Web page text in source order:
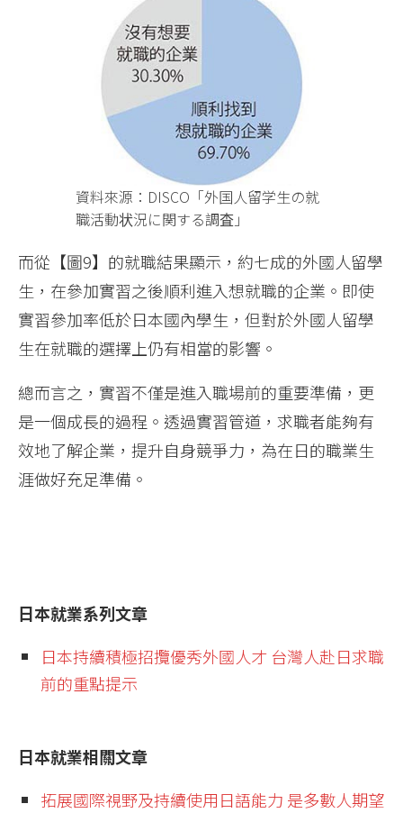
資料來源：DISCO「外国人留学生の就
職活動状況に関する調査」
而從【圖9】的就職結果顯示，約七成的外國人留學
生，在參加實習之後順利進入想就職的企業。即使
實習參加率低於日本國內學生，但對於外國人留學
生在就職的選擇上仍有相當的影響。
總而言之，實習不僅是進入職場前的重要準備，更
是一個成長的過程。透過實習管道，求職者能夠有
效地了解企業，提升自身競爭力，為在日的職業生
涯做好充足準備。
日本就業系列文章
日本持續積極招攬優秀外國人才 台灣人赴日求職
前的重點提示
日本就業相關文章
拓展國際視野及持續使用日語能力 是多數人期望